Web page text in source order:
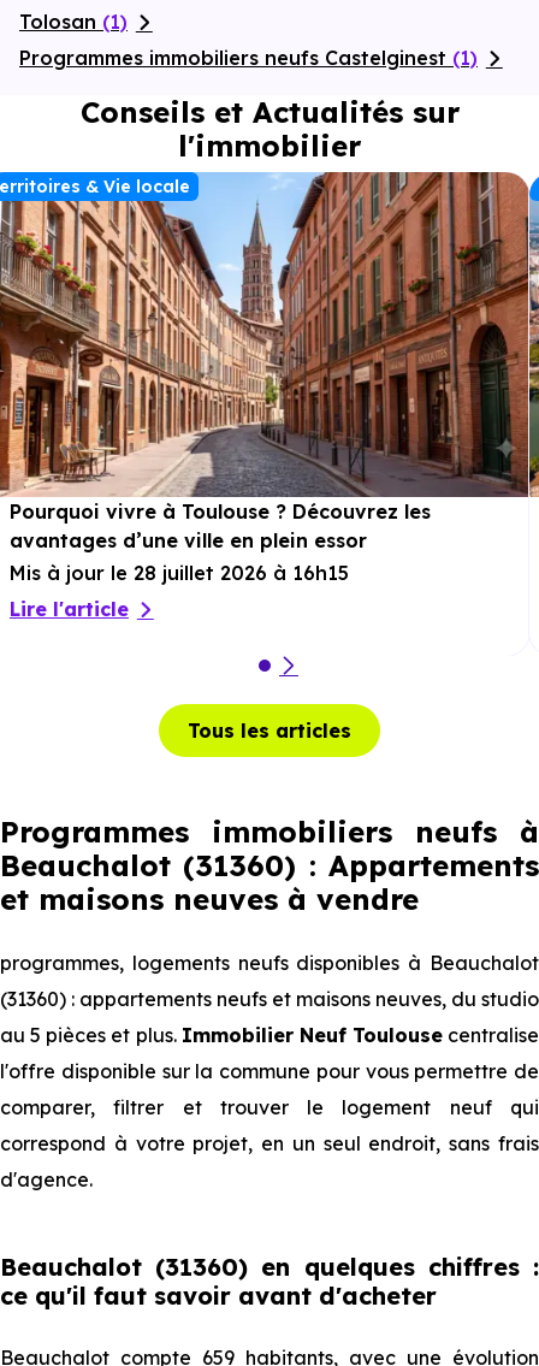
Tolosan (1)
Programmes immobiliers neufs Castelginest (1)
Conseils et Actualités sur
l'immobilier
& Vie locale
Pourquoi vivre à Toulouse ? Découvrez les
avantages d’une ville en plein essor
Mis à jour le 28 juillet 2026 à 16h15
Lire l'article
Tous les articles
Programmes immobiliers neufs à
Beauchalot (31360) : Appartements
et maisons neuves à vendre
programmes, logements neufs disponibles à Beauchalot
(31360) : appartements neufs et maisons neuves, du studio
au 5 pièces et plus. Immobilier Neuf Toulousecentralise
l'offre disponible sur la commune pour vous permettre de
comparer, filtrer et trouver le logement neuf qui
correspond à votre projet, en un seul endroit, sans frais
d'agence.
Beauchalot (31360) en quelques chiffres :
ce qu'il faut savoir avant d'acheter
Beauchalot compte 659 habitants, avec une évolution